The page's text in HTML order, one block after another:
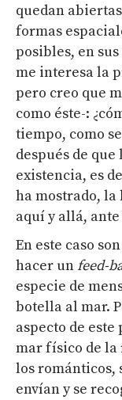
quedan
formas
posibles, en
me interesa la
pero creo que
como éste-:
tiempo, como
después de
existencia, es
ha mostrado, la
aquí y allá, ante
En este caso
hacer unfeed-
especie de
botella al mar.
aspecto de
mar físico de
los románticos,
envían y se